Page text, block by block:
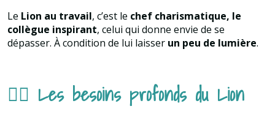
Le Lion au travail, c’est le chef charismatique, le
collègue inspirant, celui qui donne envie de se
dépasser. À condition de lui laisser un peu de lumière.
🧘‍♂️ Les besoins profonds du Lion